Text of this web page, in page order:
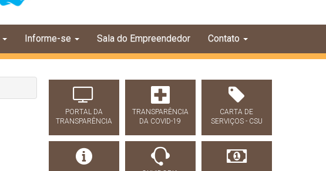
Informe-se Sala do Empreendedor Contato
PORTAL DA
TRANSPARÊNCIA
TRANSPARÊNCIA
DA COVID-19
CARTA DE
SERVIÇOS - CSU